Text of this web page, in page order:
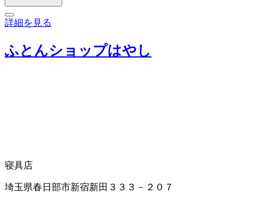
詳細を見る
ふとんショップはやし
寝具店
埼玉県春日部市新宿新田３３３－２０７